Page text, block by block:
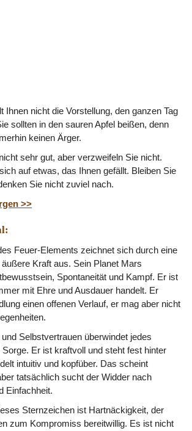
Ihnen nicht die Vorstellung, den ganzen Tag
sollten in den sauren Apfel beißen, denn
keinen Ärger.
sehr gut, aber verzweifeln Sie nicht.
auf etwas, das Ihnen gefällt. Bleiben Sie
Sie nicht zuviel nach.
>>
Feuer-Elements zeichnet sich durch eine
Kraft aus. Sein Planet Mars
Spontaneität und Kampf. Er ist
mit Ehre und Ausdauer handelt. Er
einen offenen Verlauf, er mag aber nicht
Selbstvertrauen überwindet jedes
Er ist kraftvoll und steht fest hinter
intuitiv und kopfüber. Das scheint
tatsächlich sucht der Widder nach
Einfachheit.
Sternzeichen ist Hartnäckigkeit, der
zum Kompromiss bereitwillig. Es ist nicht